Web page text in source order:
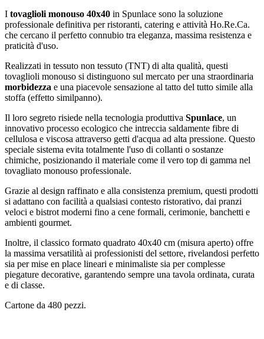
I tovaglioli monouso 40x40 in Spunlace sono la soluzione
professionale definitiva per ristoranti, catering e attività Ho.Re.Ca.
che cercano il perfetto connubio tra eleganza, massima resistenza e
praticità d'uso.
Realizzati in tessuto non tessuto (TNT) di alta qualità, questi
tovaglioli monouso si distinguono sul mercato per una straordinaria
morbidezza e una piacevole sensazione al tatto del tutto simile alla
stoffa (effetto similpanno).
Il loro segreto risiede nella tecnologia produttiva Spunlace, un
innovativo processo ecologico che intreccia saldamente fibre di
cellulosa e viscosa attraverso getti d'acqua ad alta pressione. Questo
speciale sistema evita totalmente l'uso di collanti o sostanze
chimiche, posizionando il materiale come il vero top di gamma nel
tovagliato monouso professionale.
Grazie al design raffinato e alla consistenza premium, questi prodotti
si adattano con facilità a qualsiasi contesto ristorativo, dai pranzi
veloci e bistrot moderni fino a cene formali, cerimonie, banchetti e
ambienti gourmet.
Inoltre, il classico formato quadrato 40x40 cm (misura aperto) offre
la massima versatilità ai professionisti del settore, rivelandosi perfetto
sia per mise en place lineari e minimaliste sia per complesse
piegature decorative, garantendo sempre una tavola ordinata, curata
e di classe.
Cartone da 480 pezzi.